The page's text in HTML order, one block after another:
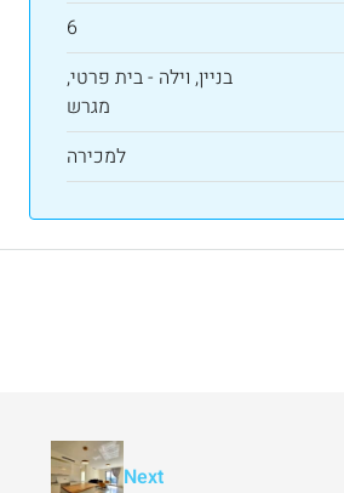
6
בניין, וילה - בית פרטי,
מגרש
למכירה
Next